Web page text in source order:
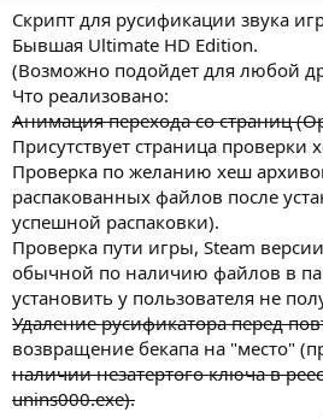
о
д
а
н
и
я
Скрипт для русификации звука
Бывшая Ultimate HD Edition.
(Возможно подойдет для любой
Что реализовано:
Анимация перехода со страниц
Присутствует страница проверки
Проверка по желанию хеш
распакованных файлов после
успешной распаковки).
Проверка пути игры, Steam
обычной по наличию файлов в
установить у пользователя не
Удаление русификатора перед
возвращение бекапа на "место"
наличии незатертого ключа в
unins000.exe).